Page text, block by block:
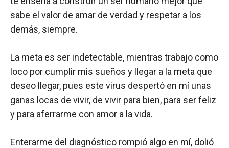
sabe el valor de amar de verdad y respetar a los
demás, siempre.
La meta es ser indetectable, mientras trabajo como
loco por cumplir mis sueños y llegar a la meta que
deseo llegar, pues este virus despertó en mí unas
ganas locas de vivir, de vivir para bien, para ser feliz
y para aferrarme con amor a la vida.
Enterarme del diagnóstico rompió algo en mí, dolió